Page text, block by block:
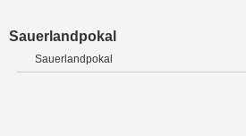
Sauerlandpokal
Sauerlandpokal